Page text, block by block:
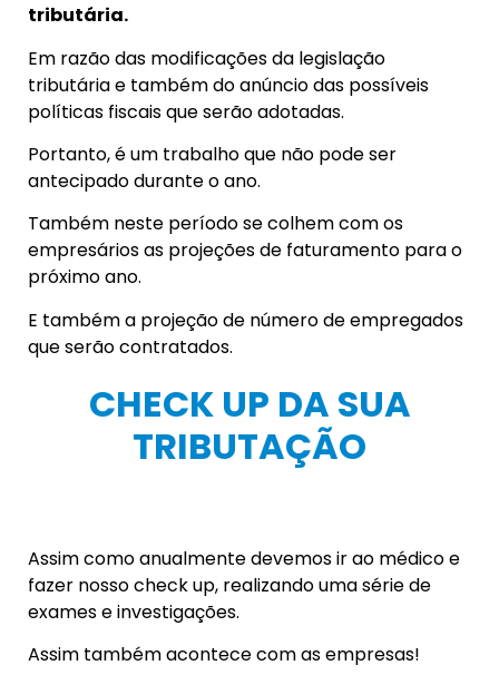
tributária.
Em razão das modificações da legislação
tributária e também do anúncio das possíveis
políticas fiscais que serão adotadas.
Portanto, é um trabalho que não pode ser
antecipado durante o ano.
Também neste período se colhem com os
empresários as projeções de faturamento para o
próximo ano.
E também a projeção de número de empregados
que serão contratados.
CHECK UP DA SUA
TRIBUTAÇÃO
Assim como anualmente devemos ir ao médico e
fazer nosso check up, realizando uma série de
exames e investigações.
Assim também acontece com as empresas!